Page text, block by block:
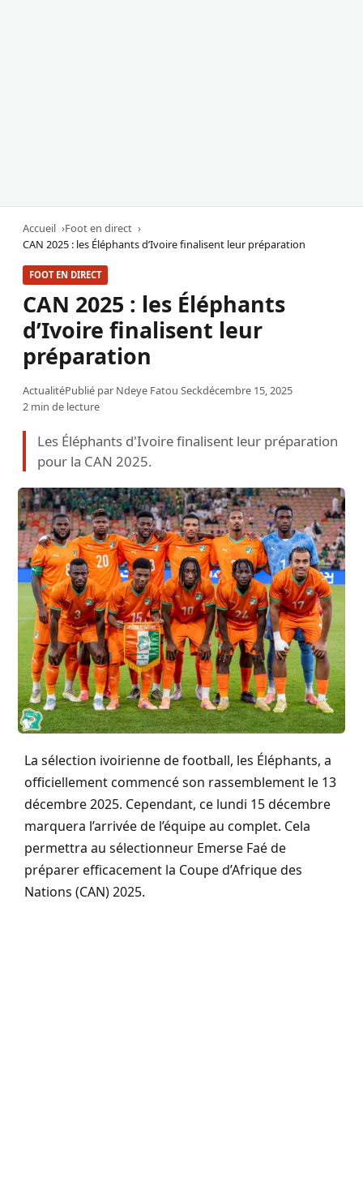
Accueil
Foot en direct
CAN 2025 : les Éléphants d’Ivoire finalisent leur préparation
FOOT EN DIRECT
CAN 2025 : les Éléphants
d’Ivoire finalisent leur
préparation
ActualitéPublié par Ndeye Fatou Seckdécembre 15, 2025
2 min de lecture
Les Éléphants d'Ivoire finalisent leur préparation
pour la CAN 2025.
La sélection ivoirienne de football, les Éléphants, a
officiellement commencé son rassemblement le 13
décembre 2025. Cependant, ce lundi 15 décembre
marquera l’arrivée de l’équipe au complet. Cela
permettra au sélectionneur Emerse Faé de
préparer efficacement la Coupe d’Afrique des
Nations (CAN) 2025.